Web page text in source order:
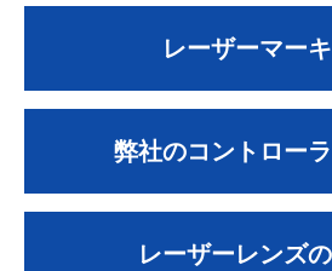
レーザーマー
弊社のコントロー
レーザーレンズ